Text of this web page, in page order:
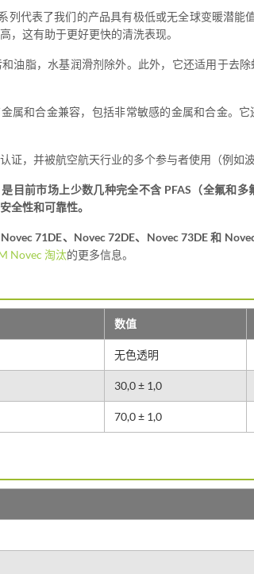
列代表了我们的产品具有极低或无全球变暖潜
，这有助于更好更快的清洗表现。
油脂，水基润滑剂除外。此外，它还适用于去
属和合金兼容，包括非常敏感的金属和合金。
证，并被航空航天行业的多个参与者使用（例如
目前市场上少数几种完全不含 PFAS（全氟和
全性和可靠性。
71DE、Novec 72DE、Novec 73DE 和
Novec 淘汰的更多信息。
数值
无色透明
30,0 ± 1,0
70,0 ± 1,0